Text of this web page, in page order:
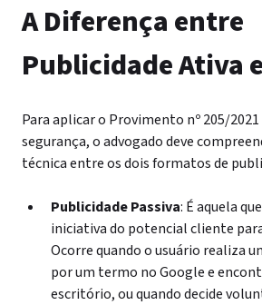
A Diferença entre
Publicidade Ativa
Para aplicar o Provimento nº 205/
segurança, o advogado deve
técnica entre os dois formatos de
Publicidade Passiva: É aquela
iniciativa do potencial cliente
Ocorre quando o usuário realiza
por um termo no Google e
escritório, ou quando decide